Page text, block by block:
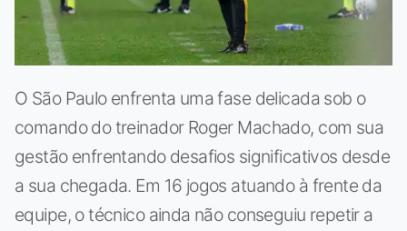
O São Paulo enfrenta uma fase delicada sob o
comando do treinador Roger Machado, com sua
gestão enfrentando desafios significativos desde
a sua chegada. Em 16 jogos atuando à frente da
equipe, o técnico ainda não conseguiu repetir a